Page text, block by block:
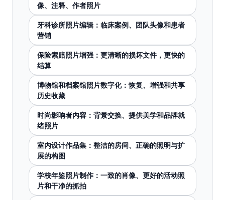
像、注释、作者照片
牙科诊所照片编辑：临床案例、团队头像和患者
营销
保险索赔照片增强：更清晰的损坏文件，更快的
结算
博物馆和档案馆照片数字化：恢复、增强和共享
历史收藏
时尚影响者内容：背景交换、提供美学和品牌就
绪照片
室内设计作品集：整洁的房间、正确的照明与扩
展的构图
学校年鉴照片制作：一致的肖像、更好的活动照
片和干净的抓拍